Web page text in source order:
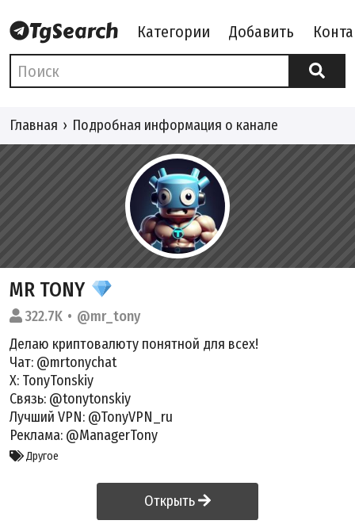
Категории Добавить
Главная Подробная информация о канале
MR TONY
322.7K
@mr_tony
Делаю криптовалюту понятной для всех!
Чат: @mrtonychat
X: TonyTonskiy
Связь: @tonytonskiy
Лучший VPN: @TonyVPN_ru
Реклама: @ManagerTony
Другое
Открыть